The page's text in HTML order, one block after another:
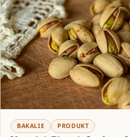
BAKALIE PRODUKT